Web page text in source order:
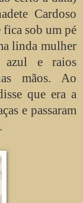
Cardoso
sob um pé
linda mulher
azul e raios
mãos. Ao
que era a
e passaram